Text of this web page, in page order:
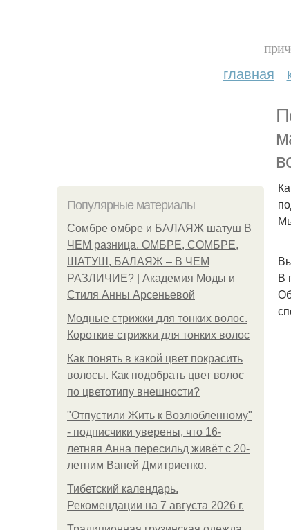
главная
Популярные материалы
Сомбре омбре и БАЛАЯЖ шатуш В
ЧЕМ разница. ОМБРЕ, СОМБРЕ,
ШАТУШ, БАЛАЯЖ – В ЧЕМ
РАЗЛИЧИЕ? | Академия Моды и
Стиля Анны Арсеньевой
Модные стрижки для тонких волос.
Короткие стрижки для тонких волос
Как понять в какой цвет покрасить
волосы. Как подобрать цвет волос
по цветотипу внешности?
"Отпустили Жить к Возлюбленному"
- подписчики уверены, что 16-
летняя Анна пересильд живёт с 20-
летним Ваней Дмитриенко.
Тибетский календарь.
Рекомендации на 7 августа 2026 г.
В